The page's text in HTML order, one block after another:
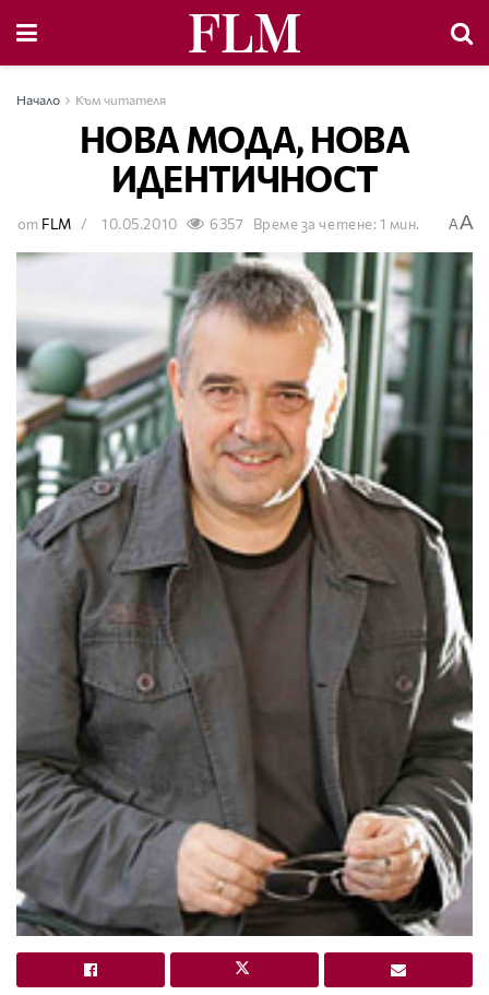
Начало Към читателя
НОВА МОДА, НОВА
ИДЕНТИЧНОСТ
от FLM 10.05.2010 6357 Време за четене: 1 мин. AA